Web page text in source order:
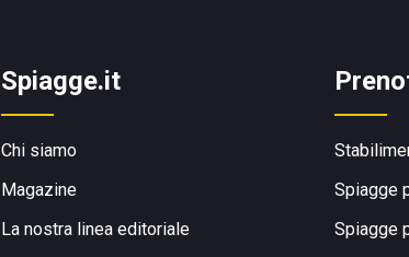
Spiagge.it
Chi siamo
Magazine
La nostra linea editoriale
Spiagge
Spiagge